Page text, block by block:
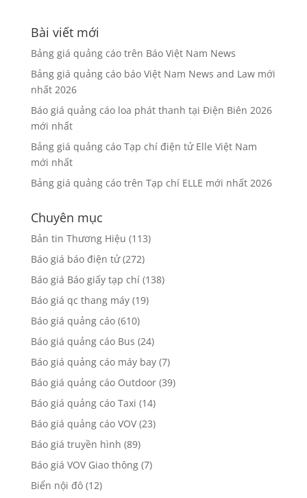
Bài viết mới
Bảng giá quảng cáo trên Báo Việt Nam News
Bảng giá quảng cáo báo Việt Nam News and Law mới
nhất 2026
Báo giá quảng cáo loa phát thanh tại Điện Biên 2026
mới nhất
Bảng giá quảng cáo Tạp chí điện tử Elle Việt Nam
mới nhất
Bảng giá quảng cáo trên Tạp chí ELLE mới nhất 2026
Chuyên mục
Bản tin Thương Hiệu (113)
Báo giá báo điện tử(272)
Báo giá Báo giấy tạp chí(138)
Báo giá qc thang máy(19)
Báo giá quảng cáo(610)
Báo giá quảng cáo Bus (24)
Báo giá quảng cáo máy bay(7)
Báo giá quảng cáo Outdoor(39)
Báo giá quảng cáo Taxi (14)
Báo giá quảng cáo VOV(23)
Báo giá truyền hình (89)
Báo giá VOV Giao thông(7)
Biển nội đô(12)